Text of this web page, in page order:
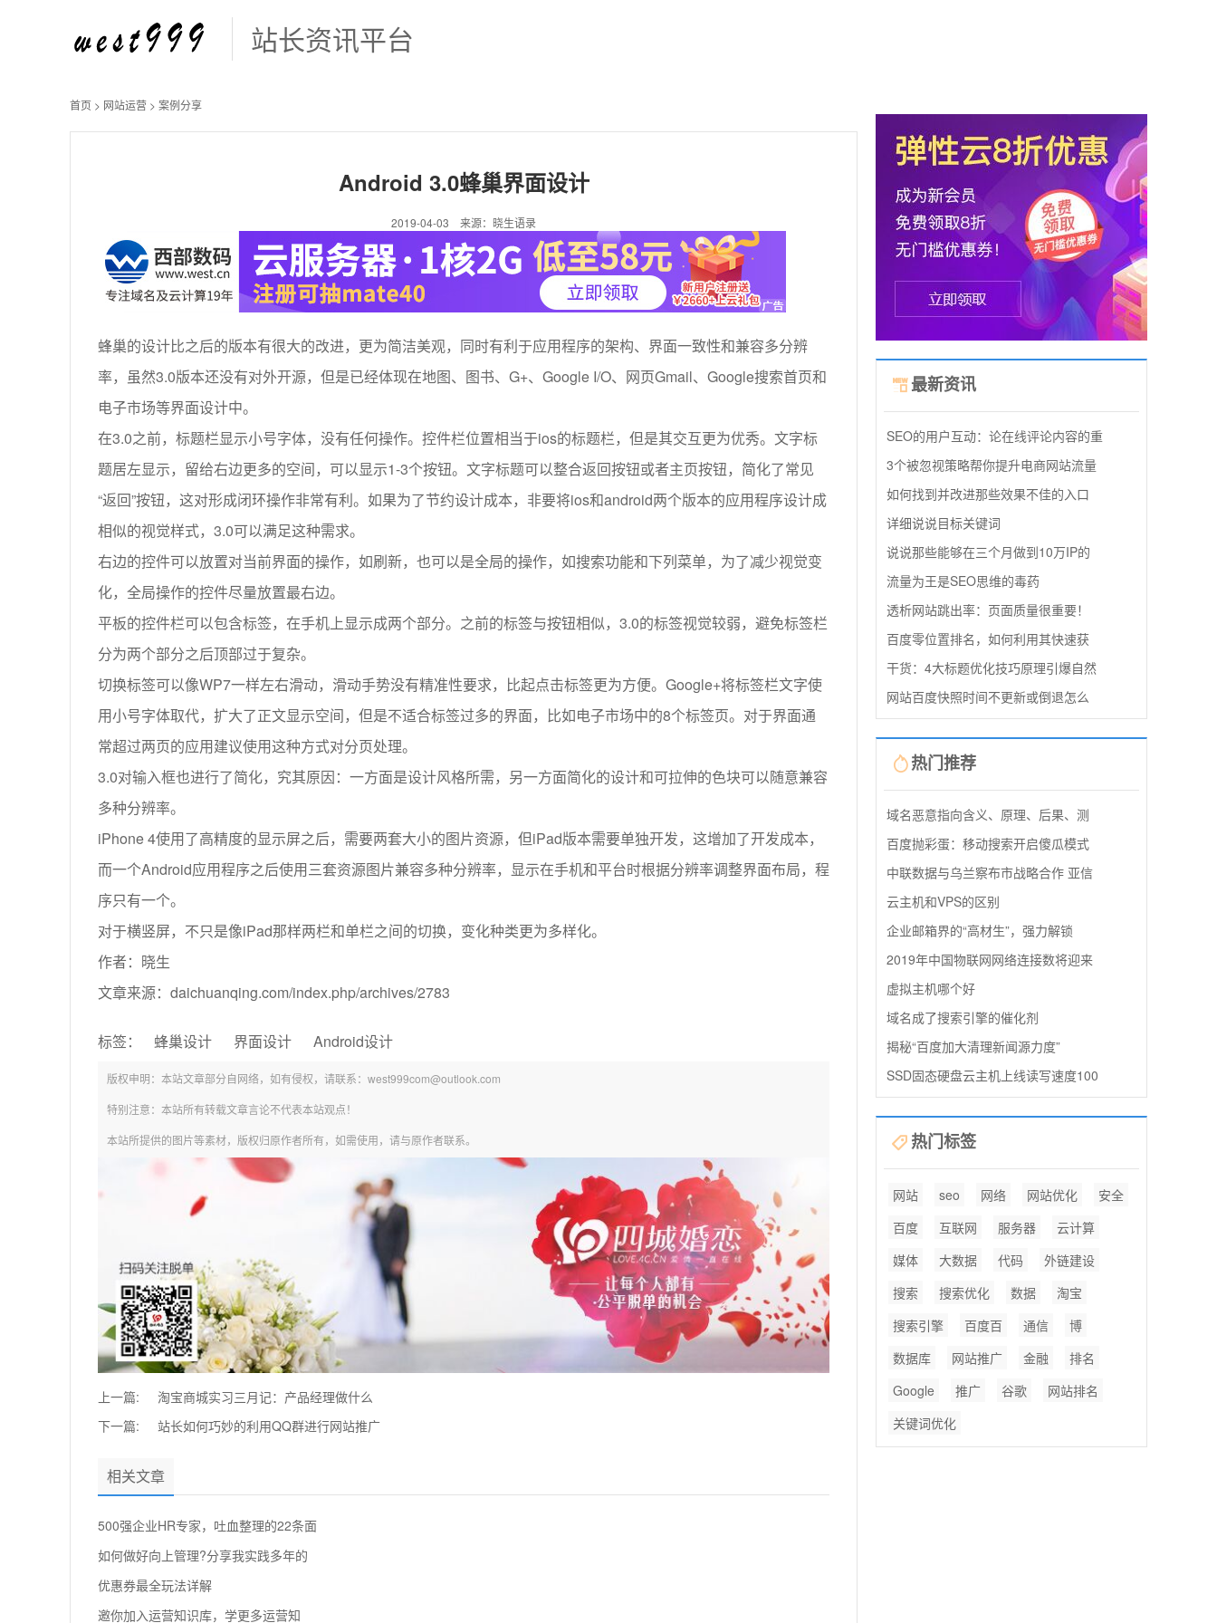
站长资讯平台
首页 > 网站运营 > 案例分享
Android 3.0蜂巢界面设计
2019-04-03 来源：晓生语录
蜂巢的设计比之后的版本有很大的改进，更为简洁美观，同时有利于应用程序的架构、界面一致性和兼容多分辨
率，虽然3.0版本还没有对外开源，但是已经体现在地图、图书、G+、Google I/O、网页Gmail、Google搜索首页和
电子市场等界面设计中。
在3.0之前，标题栏显示小号字体，没有任何操作。控件栏位置相当于ios的标题栏，但是其交互更为优秀。文字标
题居左显示，留给右边更多的空间，可以显示1-3个按钮。文字标题可以整合返回按钮或者主页按钮，简化了常见
“返回”按钮，这对形成闭环操作非常有利。如果为了节约设计成本，非要将ios和android两个版本的应用程序设计成
相似的视觉样式，3.0可以满足这种需求。
右边的控件可以放置对当前界面的操作，如刷新，也可以是全局的操作，如搜索功能和下列菜单，为了减少视觉变
化，全局操作的控件尽量放置最右边。
平板的控件栏可以包含标签，在手机上显示成两个部分。之前的标签与按钮相似，3.0的标签视觉较弱，避免标签栏
分为两个部分之后顶部过于复杂。
切换标签可以像WP7一样左右滑动，滑动手势没有精准性要求，比起点击标签更为方便。Google+将标签栏文字使
用小号字体取代，扩大了正文显示空间，但是不适合标签过多的界面，比如电子市场中的8个标签页。对于界面通
常超过两页的应用建议使用这种方式对分页处理。
3.0对输入框也进行了简化，究其原因：一方面是设计风格所需，另一方面简化的设计和可拉伸的色块可以随意兼容
多种分辨率。
iPhone 4使用了高精度的显示屏之后，需要两套大小的图片资源，但iPad版本需要单独开发，这增加了开发成本，
而一个Android应用程序之后使用三套资源图片兼容多种分辨率，显示在手机和平台时根据分辨率调整界面布局，程
序只有一个。
对于横竖屏，不只是像iPad那样两栏和单栏之间的切换，变化种类更为多样化。
作者：晓生
文章来源：daichuanqing.com/index.php/archives/2783
标签： 蜂巢设计 界面设计 Android设计
版权申明：本站文章部分自网络，如有侵权，请联系：west999com@outlook.com
特别注意：本站所有转载文章言论不代表本站观点！
本站所提供的图片等素材，版权归原作者所有，如需使用，请与原作者联系。
上一篇:
淘宝商城实习三月记：产品经理做什么
下一篇:
站长如何巧妙的利用QQ群进行网站推广
相关文章
500强企业HR专家，吐血整理的22条面
如何做好向上管理?分享我实践多年的
优惠券最全玩法详解
邀你加入运营知识库，学更多运营知
最新资讯
SEO的用户互动：论在线评论内容的重
3个被忽视策略帮你提升电商网站流量
如何找到并改进那些效果不佳的入口
详细说说目标关键词
说说那些能够在三个月做到10万IP的
流量为王是SEO思维的毒药
透析网站跳出率：页面质量很重要！
百度零位置排名，如何利用其快速获
干货：4大标题优化技巧原理引爆自然
网站百度快照时间不更新或倒退怎么
热门推荐
域名恶意指向含义、原理、后果、测
百度抛彩蛋：移动搜索开启傻瓜模式
中联数据与乌兰察布市战略合作 亚信
云主机和VPS的区别
企业邮箱界的“高材生”，强力解锁
2019年中国物联网网络连接数将迎来
虚拟主机哪个好
域名成了搜索引擎的催化剂
揭秘“百度加大清理新闻源力度”
SSD固态硬盘云主机上线读写速度100
热门标签
网站 seo 网络 网站优化
安全
百度
互联网 服务器
云计算
媒体
大数据 代码
外链建设
搜索
搜索优化 数据
淘宝
搜索引擎
百度百 通信
博
数据库
网站推广 金融
排名
Google
推广 谷歌
网站排名
关键词优化